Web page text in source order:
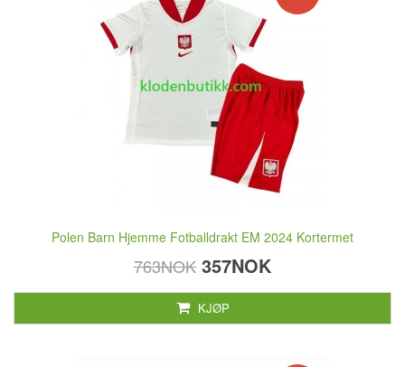
Polen Barn Hjemme Fotballdrakt EM 2024 Kortermet
763NOK 357NOK
KJØP